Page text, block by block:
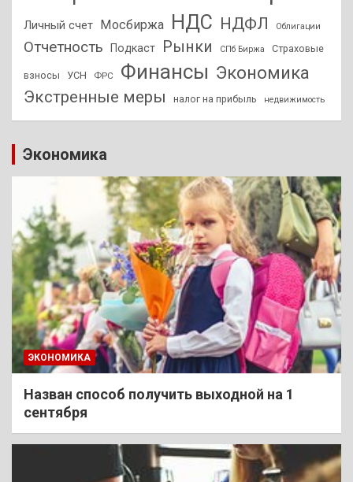
Личный счет Мосбиржа НДС НДФЛ Облигации
Отчетность Подкаст Рынки СПб Биржа Страховые
взносы УСН ФРС Финансы Экономика
Экстренные меры налог на прибыль недвижимость
Экономика
ЭКОНОМИКА
Назван способ получить выходной на 1
сентября